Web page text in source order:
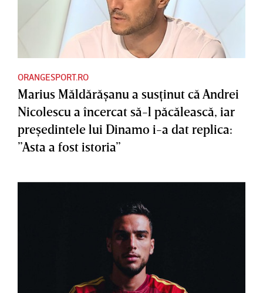
ORANGESPORT.RO
Marius Măldărăşanu a susţinut că Andrei
Nicolescu a încercat să-l păcălească, iar
preşedintele lui Dinamo i-a dat replica:
”Asta a fost istoria”